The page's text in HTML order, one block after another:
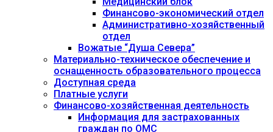
Финансово-экономический отдел
Административно-хозяйственный
отдел
Вожатые “Душа Севера”
Материально-техническое обеспечение и
оснащенность образовательного процесса
Доступная среда
Платные услуги
Финансово-хозяйственная деятельность
Информация для застрахованных
граждан по ОМС